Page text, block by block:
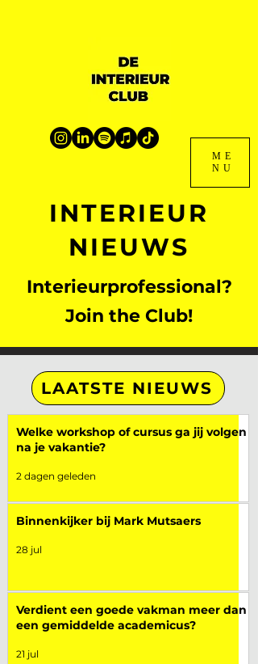
ME
NU
INTERIEUR
NIEUWS
Interieurprofessional?
Join the Club!
LAATSTE NIEUWS
Welke workshop of cursus ga jij volgen
na je vakantie?
2 dagen geleden
Binnenkijker bij Mark Mutsaers
28 jul
Verdient een goede vakman meer dan
een gemiddelde academicus?
21 jul